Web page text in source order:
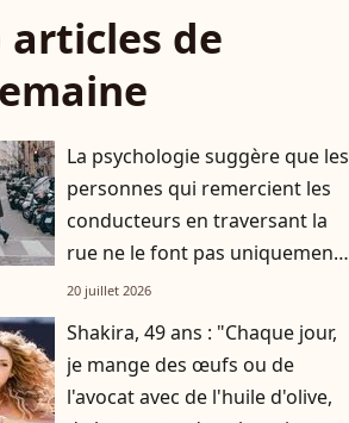
articles de
La psychologie suggère que les
personnes qui remercient les
conducteurs en traversant la
rue ne le font pas uniquement
par gratitude
20 juillet 2026
Shakira, 49 ans : "Chaque jour,
je mange des œufs ou de
l'avocat avec de l'huile d'olive,